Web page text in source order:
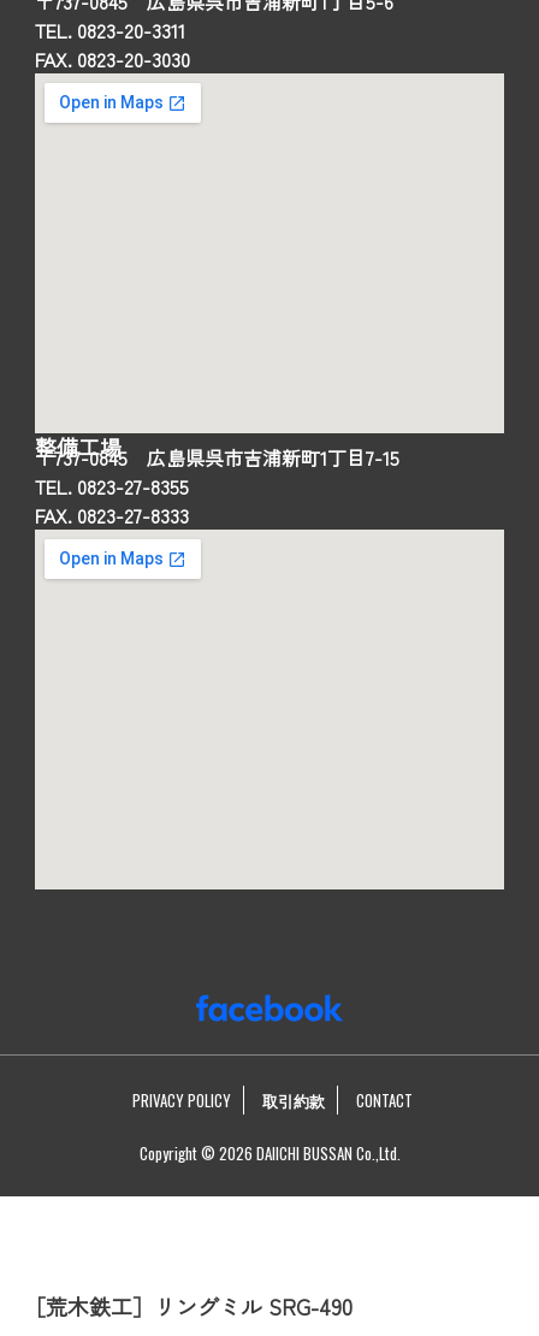
TEL. 0823-20-3311
FAX. 0823-20-3030
整備工場
〒737-0845 広島県呉市吉浦新町1丁目7-15
TEL. 0823-27-8355
FAX. 0823-27-8333
PRIVACY POLICY 取引約款 CONTACT
Copyright © 2026 DAIICHI BUSSAN Co.,Ltd.
［荒木鉄工］リングミル SRG-490